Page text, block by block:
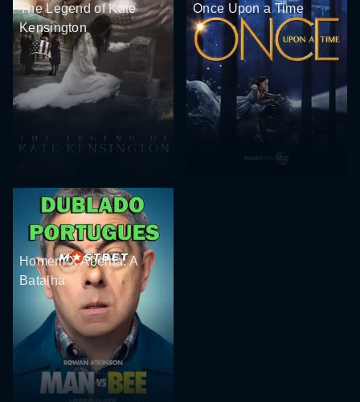
The Legend of Kate
Kensington
Once Upon a Time
Homem X Abelha: A
Batalha